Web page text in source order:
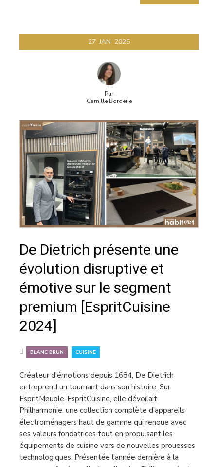
27 JAN 2025
Par
Camille Borderie
De Dietrich présente une
évolution disruptive et
émotive sur le segment
premium [EspritCuisine
2024]
BLANC BRUN CUISINE
Créateur d'émotions depuis 1684, De Dietrich
entreprend un tournant dans son histoire. Sur
EspritMeuble-EspritCuisine, elle dévoilait
Philharmonie, une collection complète d'appareils
électroménagers haut de gamme qui renoue avec
ses valeurs fondatrices tout en propulsant les
équipements de cuisine vers de nouvelles prouesses
technologiques. Présentée l’année dernière à la